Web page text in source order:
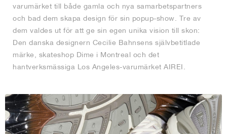
varumärket till både gamla och nya samarbetspartners
och bad dem skapa design för sin popup-show. Tre av
dem valdes ut för att ge sin egen unika vision till skon:
Den danska designern Cecilie Bahnsens självbetitlade
märke, skateshop Dime i Montreal och det
hantverksmässiga Los Angeles-varumärket AIREI.